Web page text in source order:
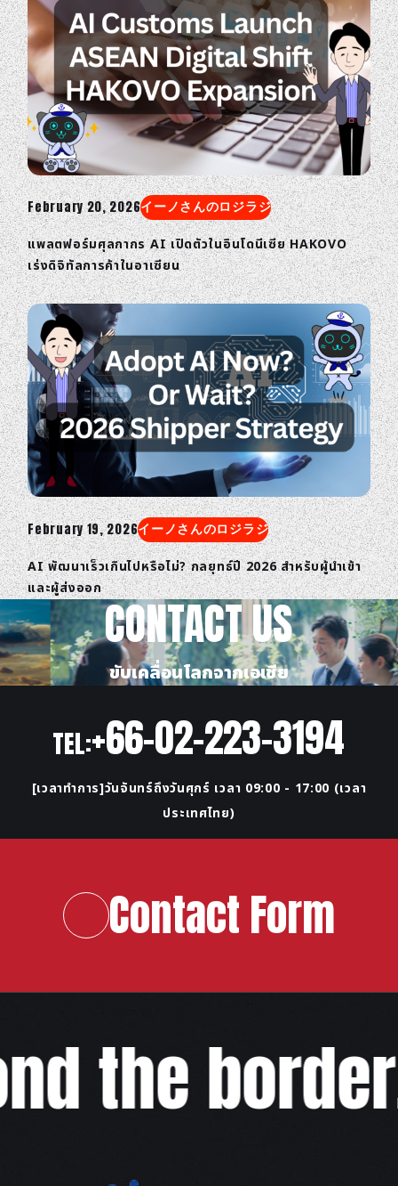
February 20, 2026イーノさんのロジラジ
แพลตฟอร์มศุลกากร AI เปิดตัวในอินโดนีเซีย HAKOVO
เร่งดิจิทัลการค้าในอาเซียน
February 19, 2026イーノさんのロジラジ
AI พัฒนาเร็วเกินไปหรือไม่? กลยุทธ์ปี 2026 สำหรับผู้นำเข้า
และผู้ส่งออก
CONTACT US
ขับเคลื่อนโลกจากเอเชีย
TEL:+66-02-223-3194
[เวลาทำการ]วันจันทร์ถึงวันศุกร์ เวลา 09:00 - 17:00 (เวลา
ประเทศไทย)
Contact Form
the